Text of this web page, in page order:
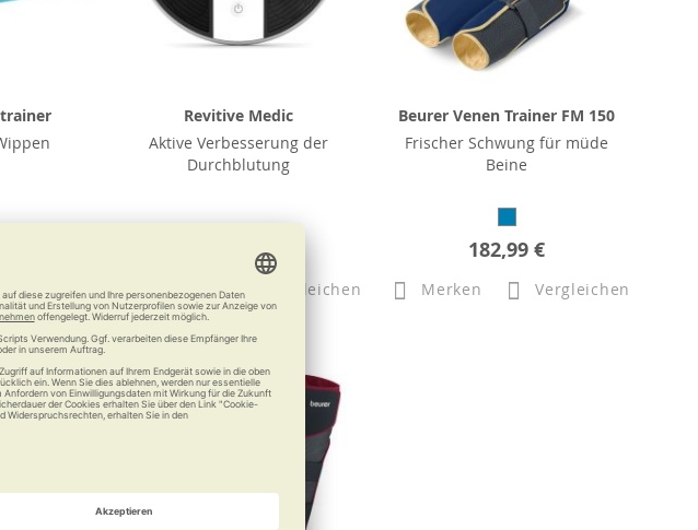
Revitive Medic
Aktive Verbesserung der
Durchblutung
379,00 €
Merken Vergleichen
Beurer Venen Trainer FM 150
Frischer Schwung für müde
Beine
182,99 €
Merken Vergleichen